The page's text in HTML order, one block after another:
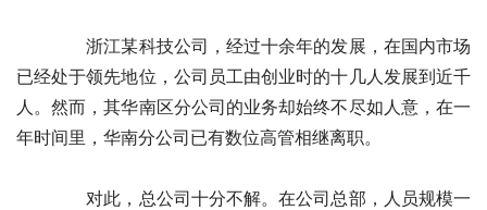
浙江某科技公司，经过十余年的发展，在国内市场
已经处于领先地位，公司员工由创业时的十几人发展到近千
人。然而，其华南区分公司的业务却始终不尽如人意，在一
年时间里，华南分公司已有数位高管相继离职。
对此，总公司十分不解。在公司总部，人员规模一